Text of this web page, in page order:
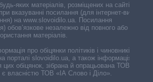
яких матеріалів, розміщених на сайті,
вказуванні посилання (для інтернет-видань
на www.slovoidilo.ua. Посилання
обов’язкове незалежно від повного або
матеріалів.
про обіцянки політиків і чиновників,
порталі slovoidilo.ua, а також інформація про
цих обіцянок, зібрана й опрацьована ТОВ «ІА
є власністю ТОВ «ІА Слово і Діло».